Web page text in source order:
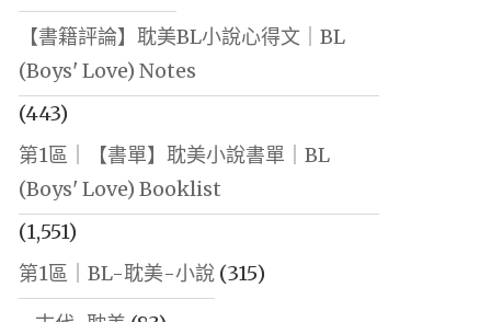
【書籍評論】耽美BL小說心得文｜BL
(Boys' Love) Notes
(443)
第1區｜【書單】耽美小說書單｜BL
(Boys' Love) Booklist
(1,551)
第1區｜BL-耽美-小說(315)